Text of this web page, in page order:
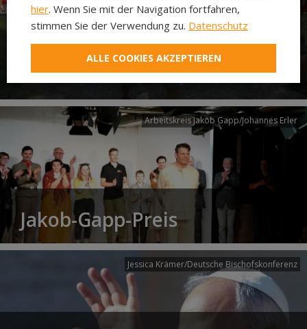
Neuer Pilgerweg Via
Laudato si’
Arbeitskreis Jakob Gapp/Johannes Erler
Jakob-Gapp-Preis
Jessica Krämer/Deutsche Bischofskonferenz
hier. Wenn Sie mit der Navigation fortfahren,
stimmen Sie der Verwendung zu. Datenschutz
ALLE COOKIES AKZEPTIEREN